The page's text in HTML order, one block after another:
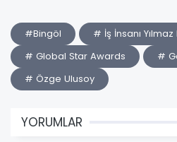
#Bingöl
# İş İnsanı
# Global Star Awards
#
# Özge Ulusoy
YORUMLAR